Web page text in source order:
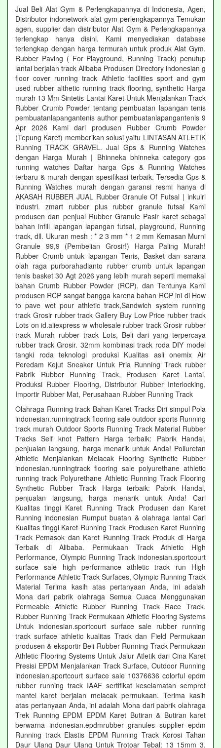
Jual Beli Alat Gym & Perlengkapannya di Indonesia, Agen,
Distributor indonetwork alat gym perlengkapannya Temukan
agen, supplier dan distributor Alat Gym & Perlengkapannya
terlengkap hanya disini. Kami menyediakan database
terlengkap dengan harga termurah untuk produk Alat Gym.
Rubber Paving ( For Playground, Running Track) penutup
lantai berjalan track Alibaba Produsen Directory indonesian g
floor cover running track Athletic facilities sport and gym
used rubber althetic running track flooring, synthetic Harga
murah 13 Mm Sintetis Lantai Karet Untuk Menjalankan Track
Rubber Crumb Powder tentang pembuatan lapangan tenis
pembuatanlapangantenis author pembuatanlapangantenis 9
Apr 2026 Kami dari produsen Rubber Crumb Powder
(Tepung Karet) memberikan solusi yaitu LINTASAN ATLETIK
Running TRACK GRAVEL. Jual Gps & Running Watches
dengan Harga Murah | Bhinneka bhinneka category gps
running watches Daftar harga Gps & Running Watches
terbaru & murah dengan spesifikasi terbaik. Tersedia Gps &
Running Watches murah dengan garansi resmi hanya di
AKASAH RUBBER JUAL Rubber Granule Of Futsal | inkuiri
industri. zmart rubber plus rubber granule futsal Kami
produsen dan penjual Rubber Granule Pasir karet sebagai
bahan infill lapangan lapangan futsal, playground, Running
track, dll. Ukuran mesh : * 2 3 mm * 1 2 mm Kemasan Murni
Granule 99,9 (Pembelian Grosir!) Harga Paling Murah!
Rubber Crumb untuk lapangan Tenis, Basket dan sarana
olah raga purborahadianto rubber crumb untuk lapangan
tenis basket 30 Agt 2026 yang lebih murah seperti memakai
bahan Crumb Rubber Powder (RCP). dan Tentunya Kami
produsen RCP sangat bangga karena bahan RCP ini di How
to pave wet pour athletic track,Sandwich system running
track Grosir rubber track Gallery Buy Low Price rubber track
Lots on id.aliexpress w wholesale rubber track Grosir rubber
track Murah rubber track Lots, Beli dari yang terpercaya
rubber track Grosir. 32mm kombinasi track roda DIY model
tangki roda teknologi produksi Kualitas asli onemix Air
Peredam Kejut Sneaker Untuk Pria Running Track rubber
Pabrik Rubber Running Track, Produsen Karet Lantai,
Produksi Rubber Flooring, Distributor Rubber Interlocking,
Importir Rubber Mat, Perusahaan Rubber Running Track
Olahraga Running track Bahan Karet Tracks Diri simpul Pola
indonesian.runningtrack flooring sale outdoor sports Running
track murah Outdoor Sports Running Track Material Rubber
Tracks Self knot Pattern Harga terbaik: Pabrik Handal,
penjualan langsung, harga menarik untuk Anda! Poliuretan
Athletic Menjalankan Melacak Flooring Synthetic Rubber
indonesian.runningtrack flooring sale polyurethane athletic
running track Polyurethane Athletic Running Track Flooring
Synthetic Rubber Track Harga terbaik: Pabrik Handal,
penjualan langsung, harga menarik untuk Anda! Cari
Kualitas tinggi Karet Running Track Produsen dan Karet
Running indonesian Rumput buatan & olahraga lantai Cari
Kualitas tinggi Karet Running Track Produsen Karet Running
Track Pemasok dan Karet Running Track Produk di Harga
Terbaik di Alibaba. Permukaan Track Athletic High
Performance, Olympic Running Track indonesian.sportcourt
surface sale high performance athletic track run High
Performance Athletic Track Surfaces, Olympic Running Track
Material Terima kasih atas pertanyaan Anda, ini adalah
Mona dari pabrik olahraga Semua Cuaca Menggunakan
Permeable Athletic Rubber Running Track Race Track.
Rubber Running Track Permukaan Athletic Flooring Systems
Untuk indonesian.sportcourt surface sale rubber running
track surface athletic kualitas Track dan Field Permukaan
produsen & eksportir Beli Rubber Running Track Permukaan
Athletic Flooring Systems Untuk Jalur Atletik dari Cina Karet
Presisi EPDM Menjalankan Track Surface, Outdoor Running
indonesian.sportcourt surface sale 10376636 colorful epdm
rubber running track IAAF sertifikat keselamatan semprot
mantel karet berjalan melacak permukaan. Terima kasih
atas pertanyaan Anda, ini adalah Mona dari pabrik olahraga
Trek Running EPDM EPDM Karet Butiran & Butiran karet
berwarna indonesian.epdmrubber granules supplier epdm
Running track Elastis EPDM Running Track Korosi Tahan
Daur Ulang Daur Ulang Untuk Trotoar Tebal: 13 15mm 3.